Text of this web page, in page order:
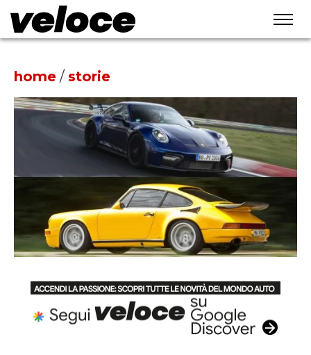
home / storie